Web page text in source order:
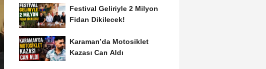
Festival Geliriyle 2 Milyon
Fidan Dikilecek!
Karaman’da Motosiklet
Kazası Can Aldı